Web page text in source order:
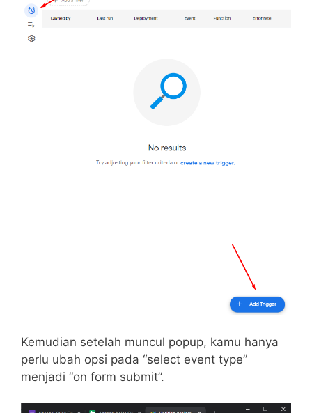
Kemudian setelah muncul popup, kamu hanya
perlu ubah opsi pada “select event type”
menjadi “on form submit”.